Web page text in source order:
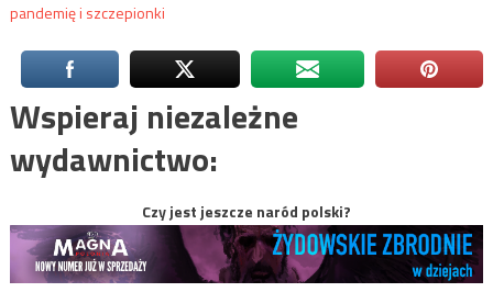
pandemię i szczepionki
Wspieraj niezależne
wydawnictwo:
Czy jest jeszcze naród polski?